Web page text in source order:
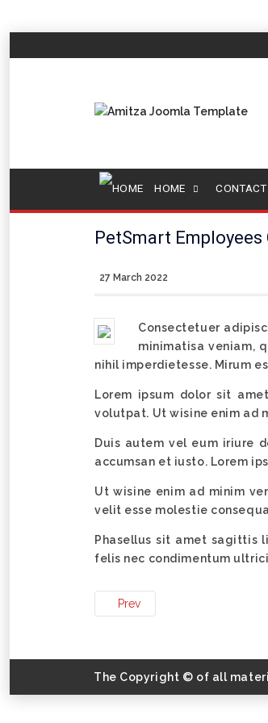
HOME CONTACT
PetSmart
27 March 2022
Consectetuer
minimatisa veniam,
nihil imperdietesse. Mirum
Lorem ipsum dolor sit
volutpat. Ut wisine enim ad
Duis autem vel eum iriure
accumsan et iusto. Lorem
Ut wisine enim ad minim
velit esse molestie
Phasellus sit amet sagittis
felis nec condimentum
Prev
The Copyright © of all